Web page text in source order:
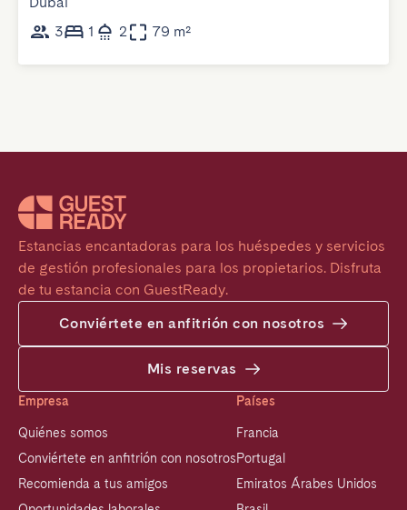
3
1 2 79 m²
Estancias encantadoras para los huéspedes y servicios
de gestión profesionales para los propietarios. Disfruta
de tu estancia con GuestReady.
Conviértete en anfitrión con nosotros
Mis reservas
Empresa
Quiénes somos
Conviértete en anfitrión con nosotros
Recomienda a tus amigos
Países
Francia
Portugal
Emiratos Árabes Unidos